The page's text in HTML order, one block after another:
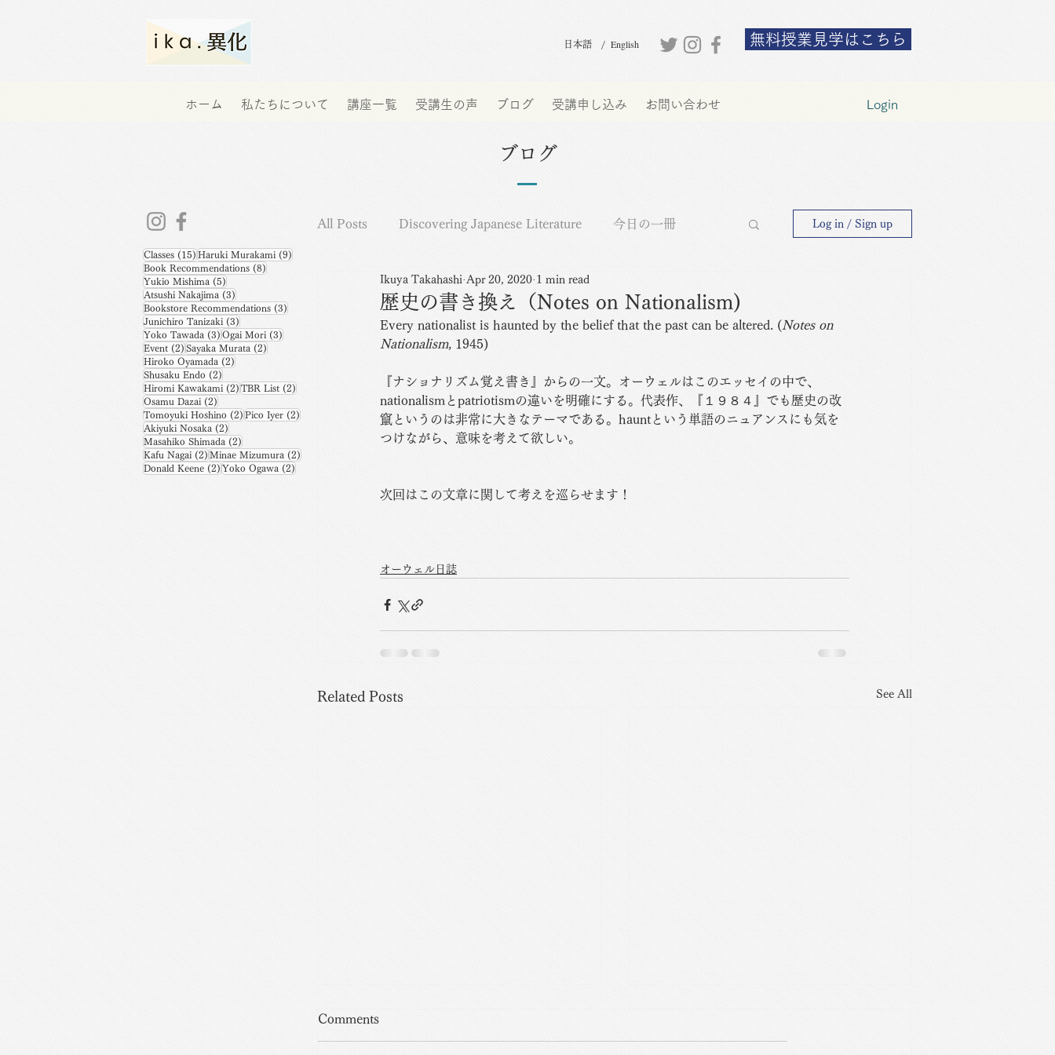
日本語 / English 無料授業見学はこちら
ホーム 私たちについて 講座一覧 受講生の声 ブログ 受講申し込み お問い合わせ Login
ブログ
Classes (15)15 posts
Haruki Murakami (9)9 posts
Book Recommendations (8)8 posts
Yukio Mishima (5)5 posts
Atsushi Nakajima (3)3 posts
Bookstore Recommendations (3)3 posts
Junichiro Tanizaki (3)3 posts
Yoko Tawada (3)3 posts
Ogai Mori (3)3 posts
Event (2)2 posts
Sayaka Murata (2)2 posts
Hiroko Oyamada (2)2 posts
Shusaku Endo (2)2 posts
Hiromi Kawakami (2)2 posts
TBR List (2)2 posts
Osamu Dazai (2)2 posts
Tomoyuki Hoshino (2)2 posts
Pico Iyer (2)2 posts
Akiyuki Nosaka (2)2 posts
Masahiko Shimada (2)2 posts
Kafu Nagai (2)2 posts
Minae Mizumura (2)2 posts
Donald Keene (2)2 posts
Yoko Ogawa (2)2 posts
All Posts Discovering Japanese Literature 今日の一冊
お知らせ オーウェル日誌 書を持って、語り合おう
Log in / Sign up
歴史の書き換え（Notes on Nationalism)
Ikuya Takahashi Apr 20, 2020 1 min read
Every nationalist is haunted by the belief that the past can be altered. (Notes on
Nationalism, 1945)
『ナショナリズム覚え書き』からの一文。オーウェルはこのエッセイの中で、
nationalismとpatriotismの違いを明確にする。代表作、『１９８４』でも歴史の改
竄というのは非常に大きなテーマである。hauntという単語のニュアンスにも気を
つけながら、意味を考えて欲しい。
次回はこの文章に関して考えを巡らせます！
オーウェル日誌
Related Posts See All
片目の平和主義（My Country Right
or Left)
Comments